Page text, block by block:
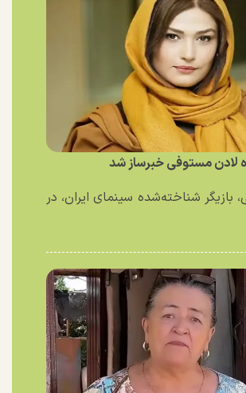
لادن مستوفی خبرساز شد
بازیگر شناخته‌شده سینمای ایران، در